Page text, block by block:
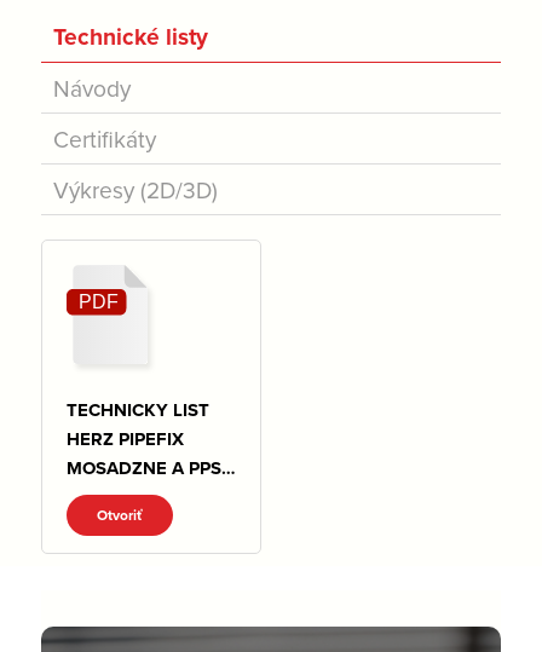
Technické listy
Návody
Certifikáty
Výkresy (2D/3D)
TECHNICKY LIST
HERZ PIPEFIX
MOSADZNE A PPSU
TVAROVKY.pdf
Otvoriť